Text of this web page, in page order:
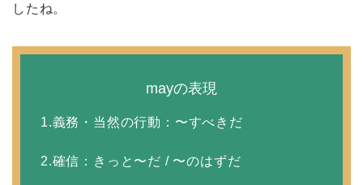
したね。
mayの表現
1.義務・当然の行動 ：〜すべきだ
2.確信：きっと〜だ / 〜のはずだ